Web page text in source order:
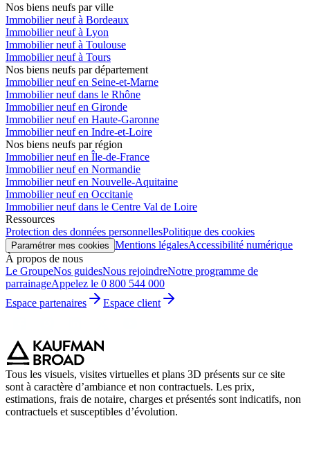
Nos biens neufs par ville
Immobilier neuf à Bordeaux
Immobilier neuf à Lyon
Immobilier neuf à Toulouse
Immobilier neuf à Tours
Nos biens neufs par département
Immobilier neuf en Seine-et-Marne
Immobilier neuf dans le Rhône
Immobilier neuf en Gironde
Immobilier neuf en Haute-Garonne
Immobilier neuf en Indre-et-Loire
Nos biens neufs par région
Immobilier neuf en Île-de-France
Immobilier neuf en Normandie
Immobilier neuf en Nouvelle-Aquitaine
Immobilier neuf en Occitanie
Immobilier neuf dans le Centre Val de Loire
Ressources
Protection des données personnellesPolitique des cookies
Paramétrer mes cookies Mentions légalesAccessibilité numérique
À propos de nous
Le GroupeNos guidesNous rejoindreNotre programme de
parrainageAppelez le 0 800 544 000
Espace partenaires
Espace client
Tous les visuels, visites virtuelles et plans 3D présents sur ce site
sont à caractère d’ambiance et non contractuels. Les prix,
estimations, frais de notaire, charges et présentés sont indicatifs, non
contractuels et susceptibles d’évolution.